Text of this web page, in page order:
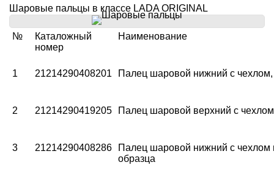
Шаровые пальцы в классе LADA ORIGINAL
№
Каталожный
номер
Наименование
1 21214290408201 Палец шаровой нижний с чехлом,
2 21214290419205 Палец шаровой верхний с
3 21214290408286
Палец шаровой нижний с чехлом
образца